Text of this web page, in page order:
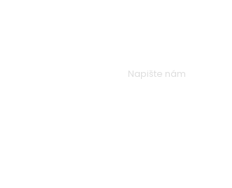
Napište nám